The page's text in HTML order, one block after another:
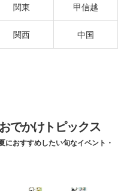
関東 甲信越
関西 中国
でかけトピックス
におすすめしたい旬なイベント・